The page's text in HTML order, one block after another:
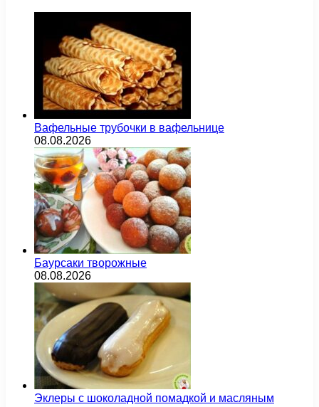
Вафельные трубочки в вафельнице
08.08.2026
Баурсаки творожные
08.08.2026
Эклеры с шоколадной помадкой и масляным